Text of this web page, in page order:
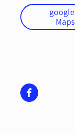
google
Maps